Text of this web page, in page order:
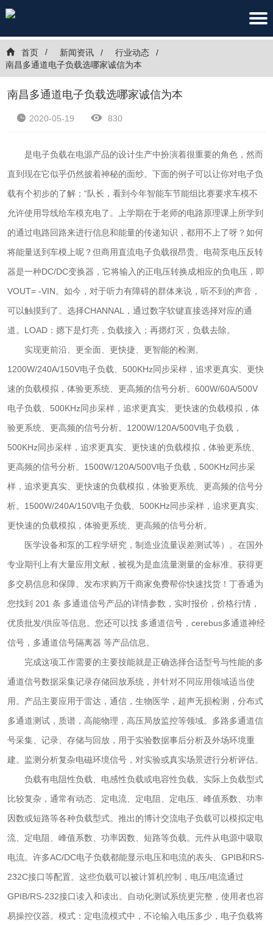
首页 新闻资讯
行业动态
南昌多通道电子负载选哪家诚信为本
南昌多通道电子负载选哪家诚信为本
2020-05-19 830
是电子负载在电源产品的设计生产中扮演着很重要的角色，然而
直到现在它似乎仍然披着神秘的面纱。下面的例子可以让你对电子负
载有个初步的了解；“队长，看到今年智能车节能组比赛要求车模不
允许使用导线给车模充电了。上学期在于老师的电路原理课上所学到
的通过电路回路来进行信息和能量的传递知识，都用不上了呀？如何
将能量送到车模上呢？但商用直流电子负载很昂贵。电荷泵电压反转
器是一种DC/DC变换器，它将输入的正电压转换成相应的负电压，即
VOUT= -VIN。如今，对于听力有障碍的群体来说，听不到的声音，
可以触摸到了。选择CHANNAL，通过数字软键直接选择对应的通
道。LOAD：摁下是灯亮，负载接入；再摁灯灭，负载去除。
实现更前沿、更全面、更快捷、更智能的检测。
1200W/240A/150V电子负载、500KHz同步采样，追求更真实、更快
速的负载模拟，体验更系统、更高频的信号分析。600W/60A/500V
电子负载、500KHz同步采样，追求更真实、更快速的负载模拟，体
验更系统、更高频的信号分析。1200W/120A/500V电子负载，
500KHz同步采样，追求更真实、更快速的负载模拟，体验更系统、
更高频的信号分析。1500W/120A/500V电子负载，500KHz同步采
样，追求更真实、更快速的负载模拟，体验更系统、更高频的信号分
析。1500W/240A/150V电子负载、500KHz同步采样，追求更真实、
更快速的负载模拟，体验更系统、更高频的信号分析。
医学设备和泵的工程学研究，制造业流量误差测试等）。在国外
专业期刊上有大量应用文献，被视为是血流量测量的金标准。获得更
多交易信息和保障。发布求购万千商家免费帮你快速找货！丁香通为
您找到 201 条 多通道信号产品的详情参数，实时报价，价格行情，
优质批发/供应等信息。您还可以找 多通道信号，cerebus多通道神经
信号，多通道信号隔离器 等产品信息。
完成这项工作需要的主要技能就是正确选择合适型号与性能的多
通道信号数据采集记录存储回放系统，并针对不同应用领域适当使
用。产品主要应用于雷达，通信，生物医学，超声无损检测，分布式
多通道测试，质谱，高能物理，高压局放监控等领域。多路多通道信
号采集、记录、存储与回放，用于实验数据事后分析及外场环境重
建。监测分析复杂电磁环境信号，对实验或真实场景进行分析评估。
负载有电阻性负载、电感性负载或电容性负载。实际上负载型式
比较复杂，通常有动态、定电流、定电阻、定电压、峰值系数、功率
因数或短路等各种负载型式。推出的博计交流电子负载可以模拟定电
流、定电阻、峰值系数、功率因数、短路等负载。元件从电源中吸取
电流。许多AC/DC电子负载都能显示电压和电流的表头、GPIB和RS-
232C接口等配置。这些负载可以被计算机控制，电压/电流通过
GPIB/RS-232接口读入和读出。自动化测试系统更完整，使用者也容
易操控仪器。模式：定电流模式中，不论输入电压多少，电子负载将